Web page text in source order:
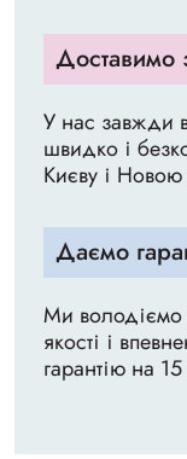
Доставимо
У нас завжди
швидко і
Києву і
Даємо
Ми володіємо
якості і
гарантію на